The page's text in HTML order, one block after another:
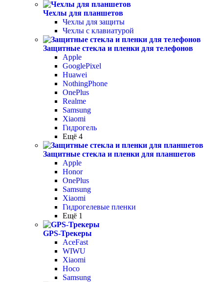
Чехлы для планшетов
Чехлы для защиты
Чехлы с клавиатурой
Защитные стекла и пленки для телефонов
Apple
GooglePixel
Huawei
NothingPhone
OnePlus
Realme
Samsung
Xiaomi
Гидрогель
Ещё 4
Защитные стекла и пленки для планшетов
Apple
Honor
OnePlus
Samsung
Xiaomi
Гидрогелевые пленки
Ещё 1
GPS-Трекеры
AceFast
WIWU
Xiaomi
Hoco
Samsung